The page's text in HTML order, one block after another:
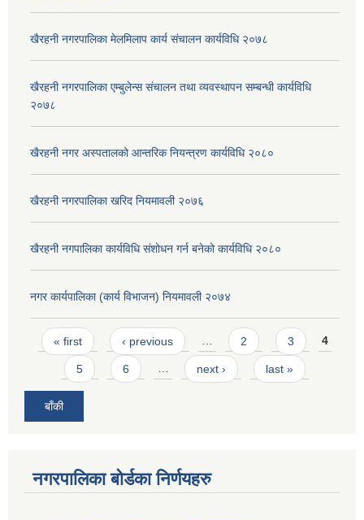
खैरहनी नगरपालिका मेलमिलाप कार्य संचालन कार्यविधि २०७८
खैरहनी नगरपालिका एम्बुलेन्स संचालन तथा व्यवस्थापन सम्बन्धी कार्यविधि
२०७८
खैरहनी नगर अस्पतालको आन्तरिक नियन्त्रण कार्यविधि २०८०
खैरहनी नगरपालिका खरिद नियमावली २०७६
खैरहनी नगपालिका कार्यविधि संशोधन गर्न बनेको कार्यविधि २०८०
नगर कार्यपालिका (कार्य विभाजन) नियमावली २०७४
Pages
« first ‹ previous … 2 3 4
5 6 … next › last »
बाँकी
नगरपालिका बोर्डका निर्णयहरु